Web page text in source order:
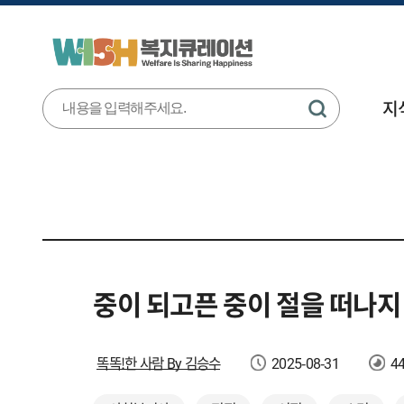
지
중이 되고픈 중이 절을 떠나
똑똑!한 사람 By 김승수 2025-08-31